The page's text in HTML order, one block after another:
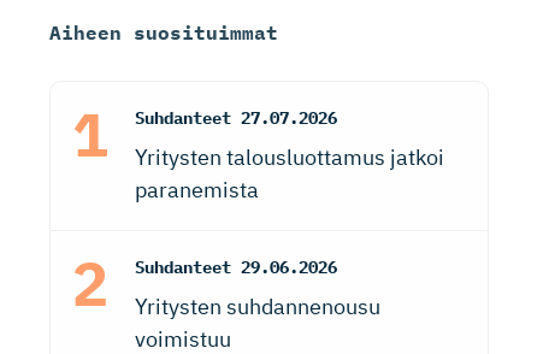
Aiheen suosituimmat
Suhdanteet 27.07.2026
Yritysten talousluottamus jatkoi
paranemista
Suhdanteet 29.06.2026
Yritysten suhdannenousu
voimistuu